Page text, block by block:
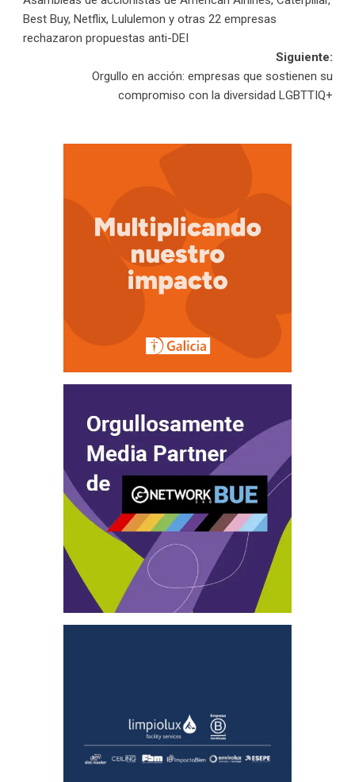
de
entradas
Best Buy, Netflix, Lululemon y otras 22 empresas
rechazaron propuestas anti-DEI
Siguiente:
Orgullo en acción: empresas que sostienen su
compromiso con la diversidad LGBTTIQ+